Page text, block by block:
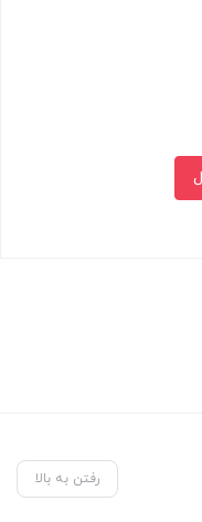
رفتن به بالا